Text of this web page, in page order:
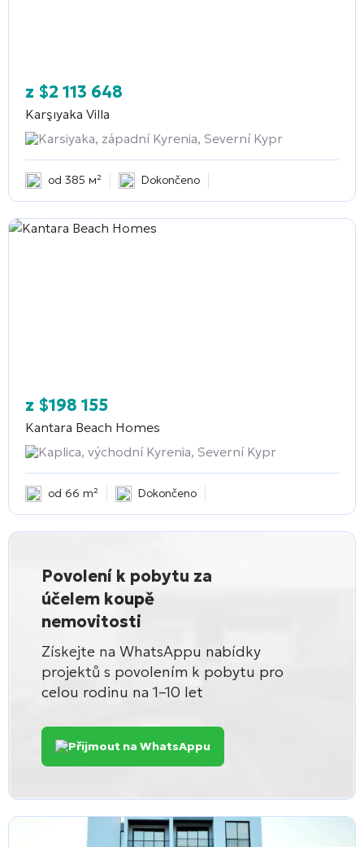
z $2 113 648
Karşıyaka Villa
Karsiyaka, západní Kyrenia, Severní Kypr
od 385 м² Dokončeno
z $198 155
Kantara Beach Homes
Kaplica, východní Kyrenia, Severní Kypr
od 66 m² Dokončeno
Povolení k pobytu za
účelem koupě
nemovitosti
Získejte na WhatsAppu nabídky
projektů s povolením k pobytu pro
celou rodinu na 1–10 let
Přijmout na WhatsAppu